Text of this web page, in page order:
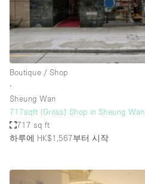
Bathroom
Car Display
Concierge
Counters
Daylight
Electricity
Elevator
Boutique / Shop
∙
Sheung Wan
717sqft (Gross) Shop in Sheung Wan
717 sq ft
하루에 HK$1,567부터 시작